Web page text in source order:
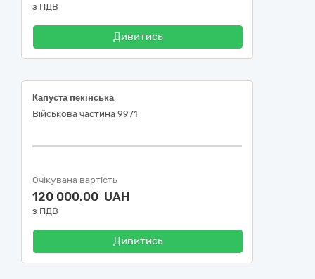
з ПДВ
Дивитись
Капуста пекінська
Військова частина 9971
Очікувана вартість
120 000,00 UAH
з ПДВ
Дивитись